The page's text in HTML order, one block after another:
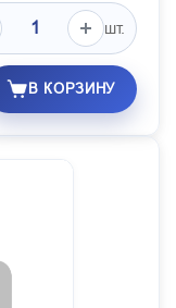
шт.
В КОРЗИНУ